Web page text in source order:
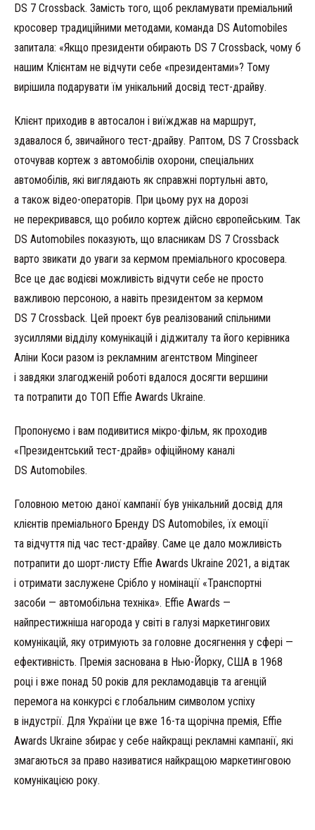
DS 7 Crossback. Замість того, щоб рекламувати преміальний
кросовер традиційними методами, команда DS Automobiles
запитала: «Якщо президенти обирають DS 7 Crossback, чому б
нашим Клієнтам не відчути себе «президентами»? Тому
вирішила подарувати їм унікальний досвід тест-драйву.
Клієнт приходив в автосалон і виїжджав на маршрут,
здавалося б, звичайного тест-драйву. Раптом, DS 7 Crossback
оточував кортеж з автомобілів охорони, спеціальних
автомобілів, які виглядають як справжні портульні авто,
а також відео-операторів. При цьому рух на дорозі
не перекривався, що робило кортеж дійсно європейським. Так
DS Automobiles показують, що власникам DS 7 Crossback
варто звикати до уваги за кермом преміального кросовера.
Все це дає водієві можливість відчути себе не просто
важливою персоною, а навіть президентом за кермом
DS 7 Crossback. Цей проект був реалізований спільними
зусиллями відділу комунікацій і діджиталу та його керівника
Аліни Коси разом із рекламним агентством Mingineer
і завдяки злагодженій роботі вдалося досягти вершини
та потрапити до ТОП Effie Awards Ukraine.
Пропонуємо і вам подивитися мікро-фільм, як проходив
«Президентський тест-драйв» офіційному каналі
DS Automobiles.
Головною метою даної кампанії був унікальний досвід для
клієнтів преміального Бренду DS Automobiles, їх емоції
та відчуття під час тест-драйву. Саме це дало можливість
потрапити до шорт-листу Effie Awards Ukraine 2021, а відтак
і отримати заслужене Срібло у номінації «Транспортні
засоби — автомобільна техніка». Effie Awards —
найпрестижніша нагорода у світі в галузі маркетингових
комунікацій, яку отримують за головне досягнення у сфері —
ефективність. Премія заснована в Нью-Йорку, США в 1968
році і вже понад 50 років для рекламодавців та агенцій
перемога на конкурсі є глобальним символом успіху
в індустрії. Для України це вже 16-та щорічна премія, Effie
Awards Ukraine збирає у себе найкращі рекламні кампанії, які
змагаються за право називатися найкращою маркетинговою
комунікацією року.